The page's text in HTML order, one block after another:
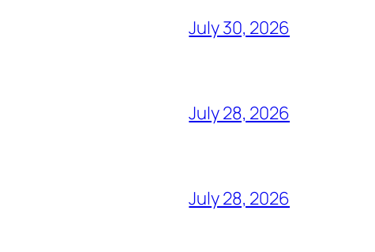
July 30, 2026
July 28, 2026
July 28, 2026